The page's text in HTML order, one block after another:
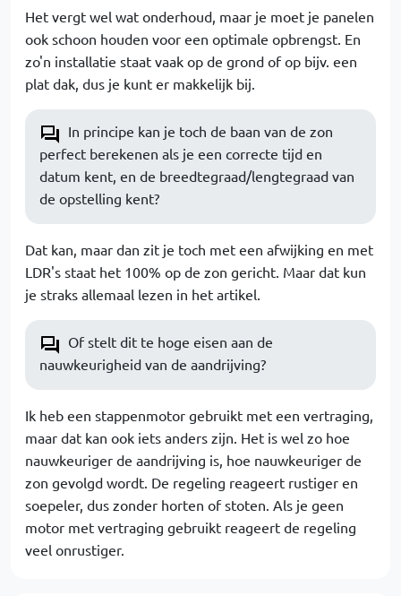
Het vergt wel wat onderhoud, maar je moet je panelen
ook schoon houden voor een optimale opbrengst. En
zo'n installatie staat vaak op de grond of op bijv. een
plat dak, dus je kunt er makkelijk bij.
In principe kan je toch de baan van de zon
perfect berekenen als je een correcte tijd en
datum kent, en de breedtegraad/lengtegraad van
de opstelling kent?
Dat kan, maar dan zit je toch met een afwijking en met
LDR's staat het 100% op de zon gericht. Maar dat kun
je straks allemaal lezen in het artikel.
Of stelt dit te hoge eisen aan de
nauwkeurigheid van de aandrijving?
Ik heb een stappenmotor gebruikt met een vertraging,
maar dat kan ook iets anders zijn. Het is wel zo hoe
nauwkeuriger de aandrijving is, hoe nauwkeuriger de
zon gevolgd wordt. De regeling reageert rustiger en
soepeler, dus zonder horten of stoten. Als je geen
motor met vertraging gebruikt reageert de regeling
veel onrustiger.